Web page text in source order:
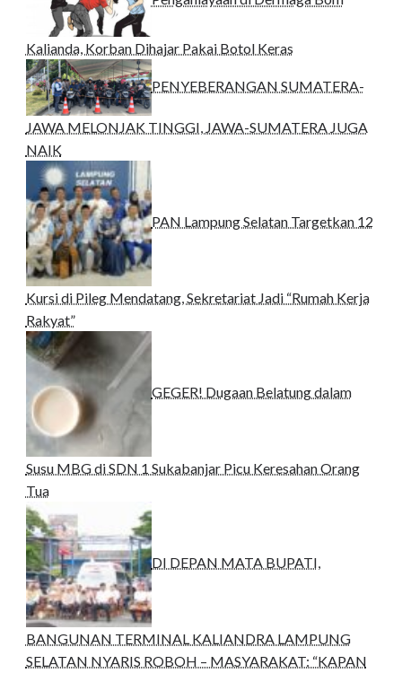
Kalianda, Korban Dihajar Pakai Botol Keras
PENYEBERANGAN SUMATERA-
JAWA MELONJAK TINGGI, JAWA-SUMATERA JUGA
NAIK
PAN Lampung Selatan Targetkan 12
Kursi di Pileg Mendatang, Sekretariat Jadi “Rumah Kerja
Rakyat”
GEGER! Dugaan Belatung dalam
Susu MBG di SDN 1 Sukabanjar Picu Keresahan Orang
Tua
DI DEPAN MATA BUPATI,
BANGUNAN TERMINAL KALIANDRA LAMPUNG
SELATAN NYARIS ROBOH – MASYARAKAT: “KAPAN